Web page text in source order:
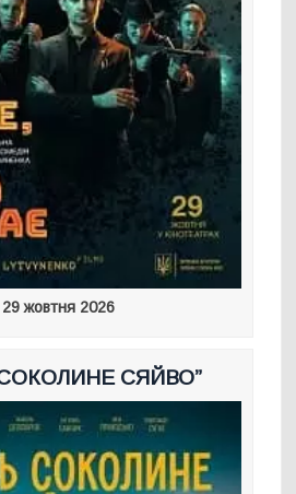
жовтня 2026
СЯЙВО”